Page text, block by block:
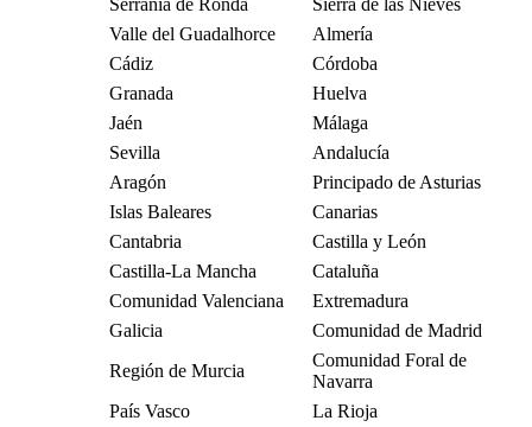
Serranía de Ronda
Sierra de las Nieves
Valle del Guadalhorce
Almería
Cádiz
Córdoba
Granada
Huelva
Jaén
Málaga
Sevilla
Andalucía
Aragón
Principado de Asturias
Islas Baleares
Canarias
Cantabria
Castilla y León
Castilla-La Mancha
Cataluña
Comunidad Valenciana
Extremadura
Galicia
Comunidad de Madrid
Región de Murcia
Comunidad Foral de
Navarra
País Vasco
La Rioja